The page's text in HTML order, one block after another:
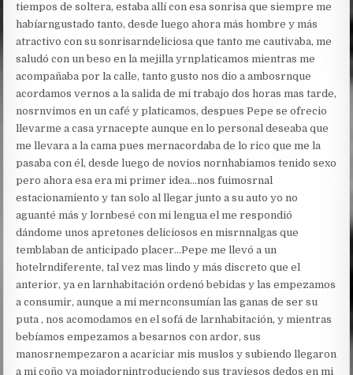
tiempos de soltera, estaba allí con esa sonrisa que siempre me
habíarngustado tanto, desde luego ahora más hombre y más
atractivo con su sonrisarndeliciosa que tanto me cautivaba, me
saludó con un beso en la mejilla yrnplaticamos mientras me
acompañaba por la calle, tanto gusto nos dio a ambosrnque
acordamos vernos a la salida de mi trabajo dos horas mas tarde,
nosrnvimos en un café y platicamos, despues Pepe se ofrecio
llevarme a casa yrnacepte aunque en lo personal deseaba que
me llevara a la cama pues mernacordaba de lo rico que me la
pasaba con él, desde luego de novios nornhabiamos tenido sexo
pero ahora esa era mi primer idea…nos fuimosrnal
estacionamiento y tan solo al llegar junto a su auto yo no
aguanté más y lornbesé con mi lengua el me respondió
dándome unos apretones deliciosos en misrnnalgas que
temblaban de anticipado placer…Pepe me llevó a un
hotelrndiferente, tal vez mas lindo y más discreto que el
anterior, ya en larnhabitación ordenó bebidas y las empezamos
a consumir, aunque a mi mernconsumían las ganas de ser su
puta , nos acomodamos en el sofá de larnhabitación, y mientras
bebíamos empezamos a besarnos con ardor, sus
manosrnempezaron a acariciar mis muslos y subiendo llegaron
a mi coño ya mojadornintroduciendo sus traviesos dedos en mi